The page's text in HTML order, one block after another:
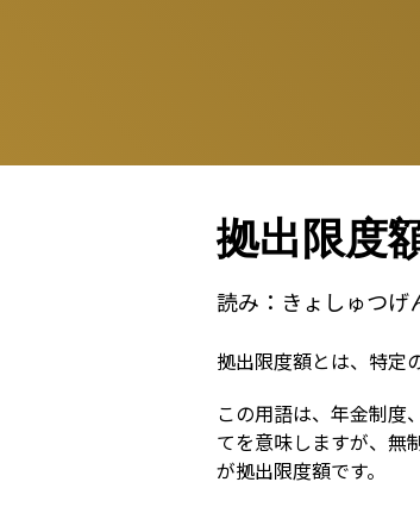
拠出限度
読み： きょしゅつげ
拠出限度額とは、特定
この用語は、年金制度
てを意味しますが、無
が拠出限度額です。